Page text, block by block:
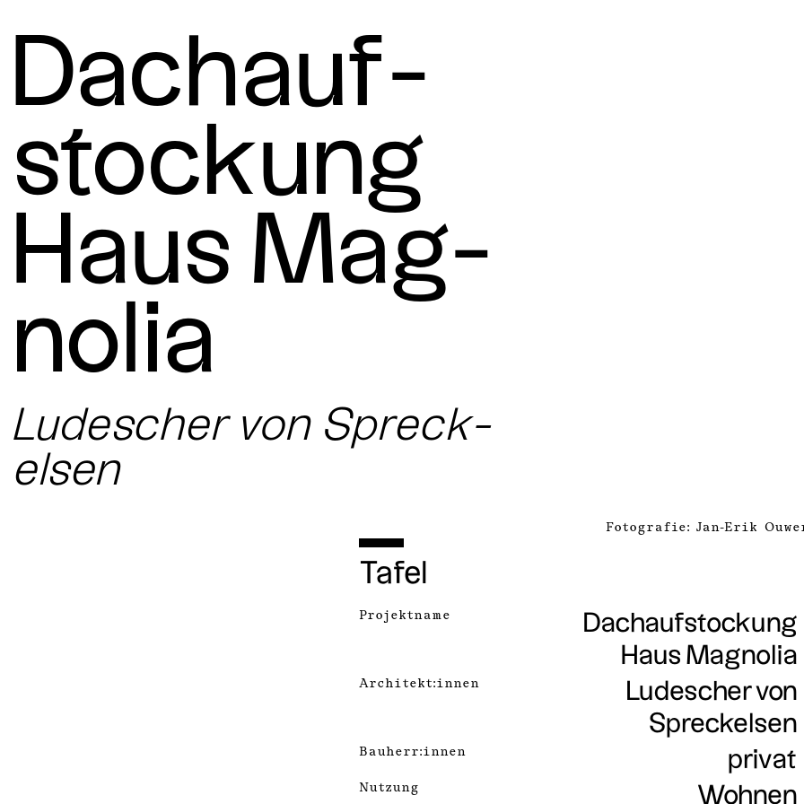
Dach­­auf­­
stock­­ung
Haus­ Mag­­
nol­ia
Ludescher von Spreck­
elsen
Fotografie: Jan-Erik
Tafel
Projektname
Dachaufstockung
Haus Magnolia
Architekt:innen
Ludescher von
Spreckelsen
Bauherr:innen privat
Nutzung Wohnen